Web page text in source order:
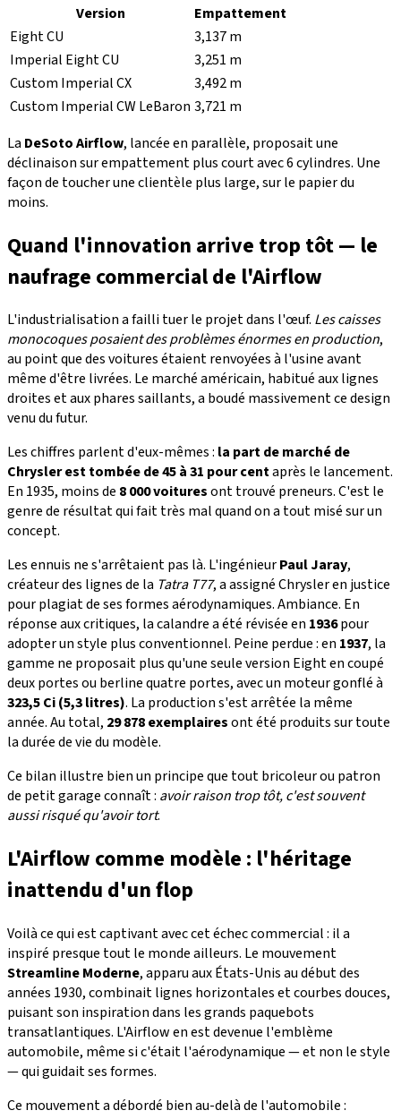
Version
Empattement
Eight CU
3,137 m
Imperial Eight CU
3,251 m
Custom Imperial CX
3,492 m
Custom Imperial CW LeBaron 3,721 m
La DeSoto Airflow, lancée en parallèle, proposait une
déclinaison sur empattement plus court avec 6 cylindres. Une
façon de toucher une clientèle plus large, sur le papier du
moins.
Quand l'innovation arrive trop tôt — le
naufrage commercial de l'Airflow
L'industrialisation a failli tuer le projet dans l'œuf. Les caisses
monocoques posaient des problèmes énormes en production,
au point que des voitures étaient renvoyées à l'usine avant
même d'être livrées. Le marché américain, habitué aux lignes
droites et aux phares saillants, a boudé massivement ce design
venu du futur.
Les chiffres parlent d'eux-mêmes : la part de marché de
Chrysler est tombée de 45 à 31 pour centaprès le lancement.
En 1935, moins de 8 000 voituresont trouvé preneurs. C'est le
genre de résultat qui fait très mal quand on a tout misé sur un
concept.
Les ennuis ne s'arrêtaient pas là. L'ingénieurPaul Jaray,
créateur des lignes de la Tatra T77, a assigné Chrysler en justice
pour plagiat de ses formes aérodynamiques. Ambiance. En
réponse aux critiques, la calandre a été révisée en 1936pour
adopter un style plus conventionnel. Peine perdue : en 1937, la
gamme ne proposait plus qu'une seule version Eight en coupé
deux portes ou berline quatre portes, avec un moteur gonflé à
323,5 Ci (5,3 litres). La production s'est arrêtée la même
année. Au total, 29 878 exemplairesont été produits sur toute
la durée de vie du modèle.
Ce bilan illustre bien un principe que tout bricoleur ou patron
de petit garage connaît : avoir raison trop tôt, c'est souvent
aussi risqué qu'avoir tort.
L'Airflow comme modèle : l'héritage
inattendu d'un flop
Voilà ce qui est captivant avec cet échec commercial : il a
inspiré presque tout le monde ailleurs. Le mouvement
Streamline Moderne, apparu aux États-Unis au début des
années 1930, combinait lignes horizontales et courbes douces,
puisant son inspiration dans les grands paquebots
transatlantiques. L'Airflow en est devenue l'emblème
automobile, même si c'était l'aérodynamique — et non le style
— qui guidait ses formes.
Ce mouvement a débordé bien au-delà de l'automobile :